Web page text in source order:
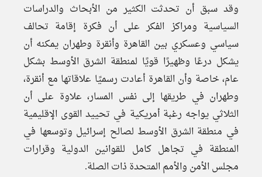
وقد سبق أن تحدثت الكثير من الأبحاث والدراسات
السياسية ومراكز الفكر على أن فكرة إقامة تحالف
سياسي وعسكري بين القاهرة وأنقرة وطهران يمكنه أن
يشكل درعًا وظهيرًا قويًا لمنطقة الشرق الأوسط بشكل
عام، خاصة وأن القاهرة أعادت رسميًا علاقاتها مع أنقرة،
وطهران في طريقها إلى نفس المسار، علاوة على أن
الثلاثي يواجه رغبة أمريكية في تحييد القوى الإقليمية
في منطقة الشرق الأوسط لصالح إسرائيل وتوسعها في
المنطقة في تجاهل كامل للقوانين الدولية وقرارات
مجلس الأمن والأمم المتحدة ذات الصلة.